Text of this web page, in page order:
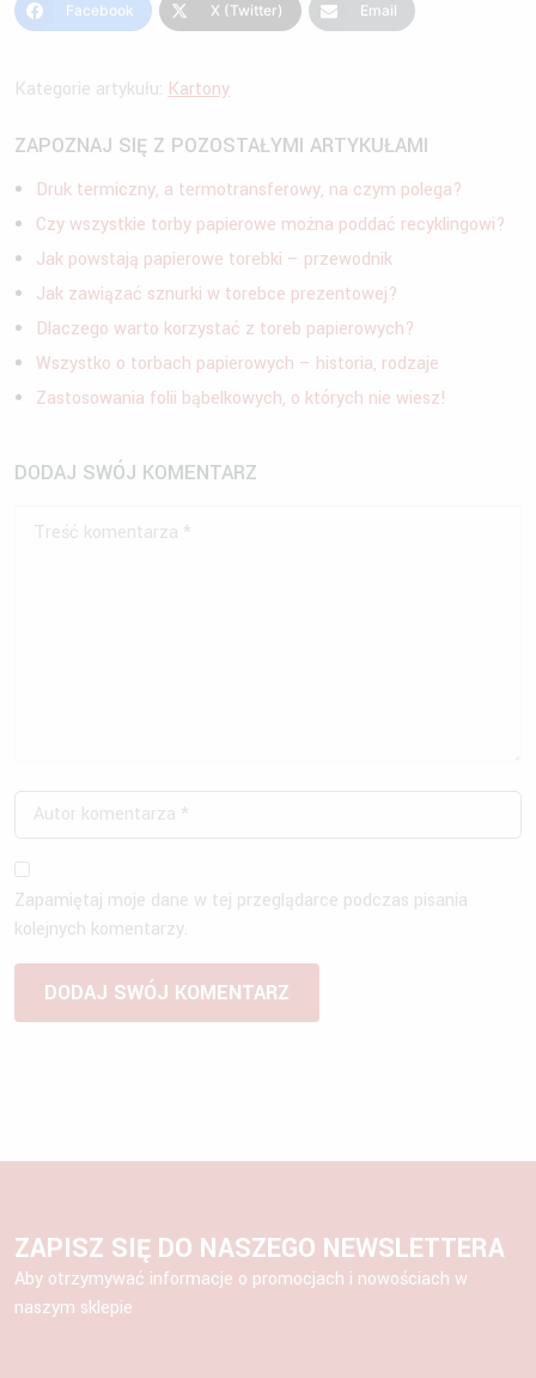
Facebook X (Twitter) Email
Kategorie artykułu: Kartony
ZAPOZNAJ SIĘ Z POZOSTAŁYMI ARTYKUŁAMI
Druk termiczny, a termotransferowy, na czym polega?
Czy wszystkie torby papierowe można poddać recyklingowi?
Jak powstają papierowe torebki – przewodnik
Jak zawiązać sznurki w torebce prezentowej?
Dlaczego warto korzystać z toreb papierowych?
Wszystko o torbach papierowych – historia, rodzaje
Zastosowania folii bąbelkowych, o których nie wiesz!
DODAJ SWÓJ KOMENTARZ
Zapamiętaj moje dane w tej przeglądarce podczas pisania
kolejnych komentarzy.
ZAPISZ SIĘ DO NASZEGO NEWSLETTERA
Aby otrzymywać informacje o promocjach i nowościach w
naszym sklepie